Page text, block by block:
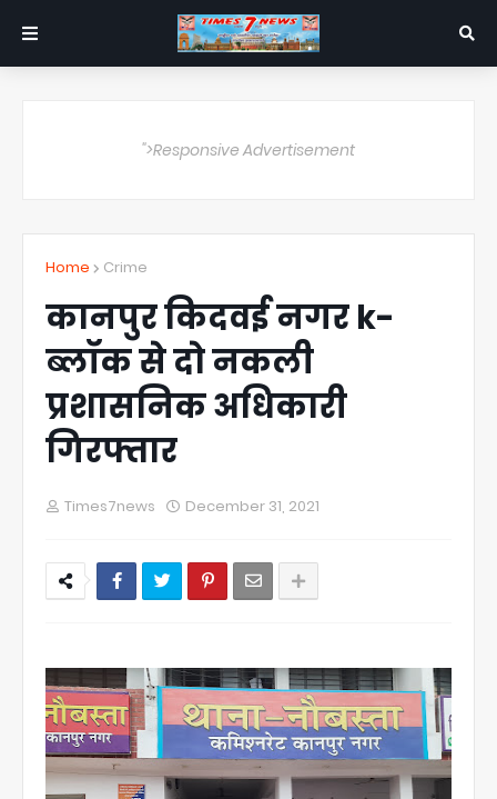
">Responsive Advertisement
Home Crime
कानपुर किदवई नगर k-
ब्लॉक से दो नकली
प्रशासनिक अधिकारी
गिरफ्तार
Times7news December 31, 2021